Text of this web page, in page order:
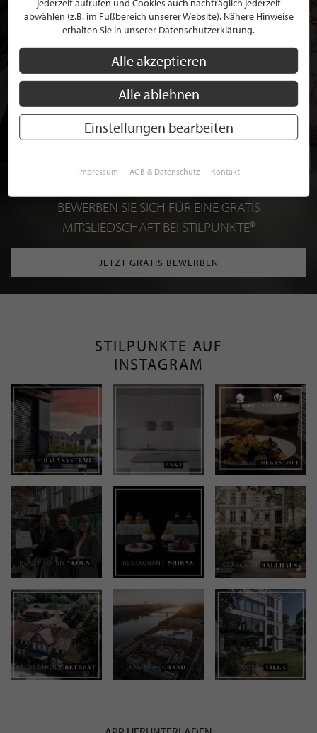
BEWERBEN SIE SICH FÜR EINE GRATIS
MITGLIEDSCHAFT BEI STILPUNKTE®
JETZT GRATIS BEWERBEN
STILPUNKTE AUF
INSTAGRAM
jederzeit aufrufen und Cookies auch nachträglich jederzeit
abwählen (z.B. im Fußbereich unserer Website). Nähere Hinweise
erhalten Sie in unserer Datenschutzerklärung.
Alle akzeptieren
Alle ablehnen
Einstellungen bearbeiten
Impressum AGB & Datenschutz Kontakt